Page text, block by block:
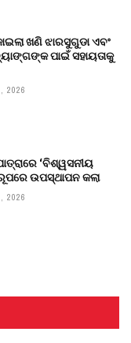
ଖଣି ଝାରସୁଗୁଡା ଏବଂ
ପାଇଁ ସହାୟତାକୁ
2026
‘ବିଶ୍ୱସନୀୟ
ଉପସ୍ଥାପନ କଲା
2026